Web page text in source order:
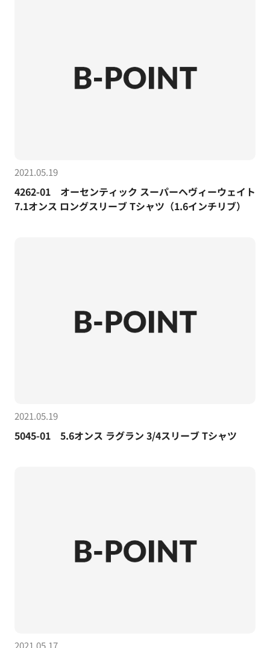
2021.05.19
4262-01 オーセンティック スーパーヘヴィーウェイト
7.1オンス ロングスリーブ Tシャツ（1.6インチリブ）
2021.05.19
5045-01 5.6オンス ラグラン 3/4スリーブ Tシャツ
2021.05.17